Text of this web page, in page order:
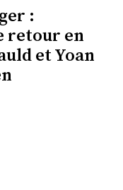
:
retour en
et Yoan